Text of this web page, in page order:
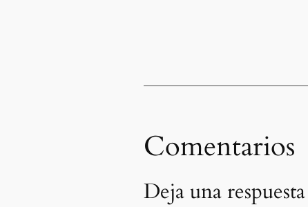
Comentarios
Deja una respuesta